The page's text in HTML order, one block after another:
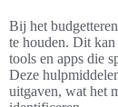
Bij het
te houden. Dit
tools en apps die
Deze
uitgaven, wat het